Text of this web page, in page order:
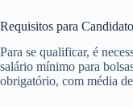
Requisitos para
Para se qualificar, é
salário mínimo para
obrigatório, com média